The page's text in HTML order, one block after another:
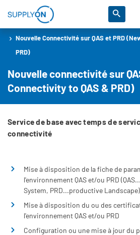
Aller au
Integration Services
Nouvelle Connectivité sur QAS et PRD
PRD)
Nouvelle connectivité sur
Connectivity to QAS & PRD)
Service de base avec temps de
connectivité
Mise à disposition de la fiche de
l'environnement QAS et/ou PRD
System, PRD...productive Landscape)
Mise à disposition du ou des
l'environnement QAS et/ou PRD
Configuration ou une mise à jour du